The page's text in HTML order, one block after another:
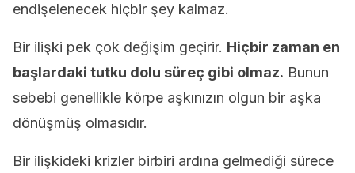
endişelenecek hiçbir şey kalmaz.
Bir ilişki pek çok değişim geçirir. Hiçbir zaman en
başlardaki tutku dolu süreç gibi olmaz. Bunun
sebebi genellikle körpe aşkınızın olgun bir aşka
dönüşmüş olmasıdır.
Bir ilişkideki krizler birbiri ardına gelmediği sürece